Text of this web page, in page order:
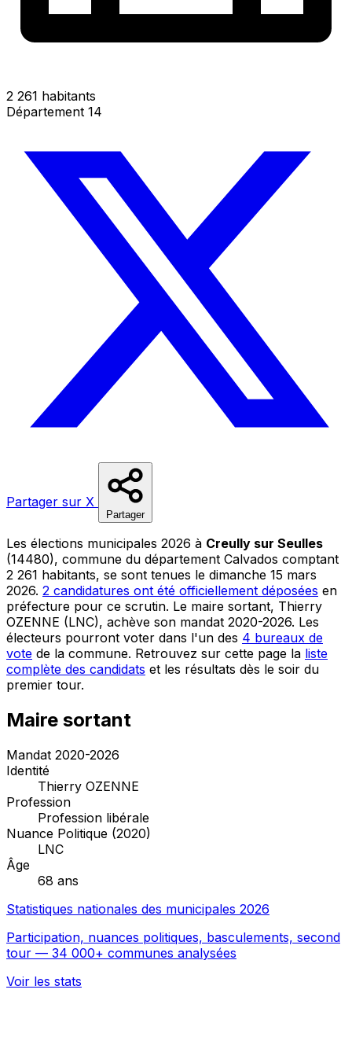
2 261 habitants
Département 14
Partager sur X
Partager
Les élections municipales 2026 à Creully sur Seulles
(14480), commune du département Calvados comptant
2 261 habitants, se sont tenues le dimanche 15 mars
2026. 2 candidatures ont été officiellement déposées en
préfecture pour ce scrutin. Le maire sortant, Thierry
OZENNE (LNC), achève son mandat 2020-2026. Les
électeurs pourront voter dans l'un des 4 bureaux de
vote de la commune. Retrouvez sur cette page la liste
complète des candidats et les résultats dès le soir du
premier tour.
Maire sortant
Mandat 2020-2026
Identité
Thierry OZENNE
Profession
Profession libérale
Nuance Politique (2020)
LNC
Âge
68 ans
Statistiques nationales des municipales 2026
Participation, nuances politiques, basculements, second
tour — 34 000+ communes analysées
Voir les stats